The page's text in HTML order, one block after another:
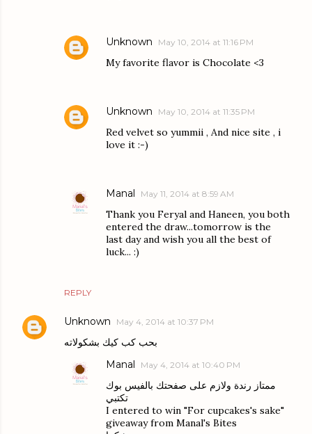
REPLY
Unknown May 10, 2014 at 11:16 PM
My favorite flavor is Chocolate <3
Unknown May 10, 2014 at 11:35 PM
Red velvet so yummii , And nice site , i
love it :-)
Manal May 11, 2014 at 8:59 AM
Thank you Feryal and Haneen, you both
entered the draw...tomorrow is the
last day and wish you all the best of
luck... :)
Unknown May 4, 2014 at 10:37 PM
بحب كب كيك بشكولاته
Manal May 4, 2014 at 10:40 PM
ممتاز رندة ولازم على صفحتك بالفيس بوك
تكتبي
I entered to win "For cupcakes's sake"
giveaway from Manal's Bites